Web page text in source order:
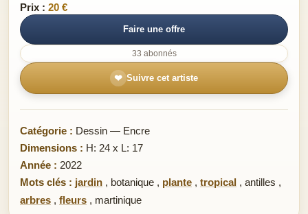
Prix : 20 €
Faire une offre
33 abonnés
❤ Suivre cet artiste
Catégorie : Dessin — Encre
Dimensions : H: 24 x L: 17
Année : 2022
Mots clés : jardin , botanique , plante , tropical , antilles ,
arbres , fleurs , martinique